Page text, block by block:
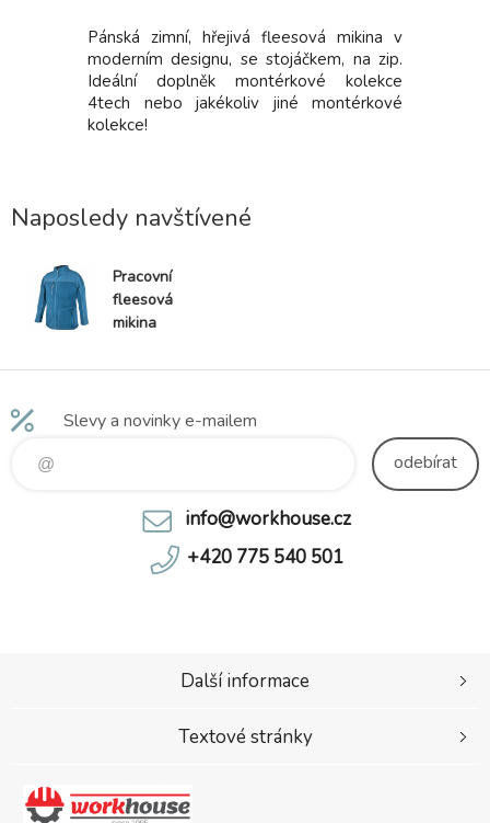
Pánská zimní, hřejivá fleesová mikina v
moderním designu, se stojáčkem, na zip.
Ideální doplněk montérkové kolekce
4tech nebo jakékoliv jiné montérkové
kolekce!
Naposledy navštívené
Pracovní
fleesová
mikina
modrá
Slevy a novinky e-mailem
odebírat
info@workhouse.cz
+420 775 540 501
Další informace
Textové stránky